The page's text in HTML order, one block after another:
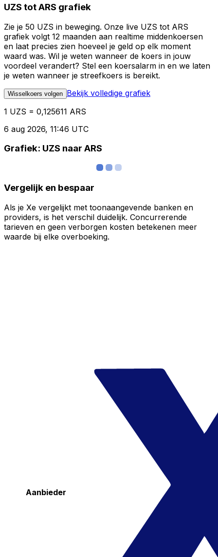
UZS tot ARS grafiek
Zie je 50 UZS in beweging. Onze live UZS tot ARS
grafiek volgt 12 maanden aan realtime middenkoersen
en laat precies zien hoeveel je geld op elk moment
waard was. Wil je weten wanneer de koers in jouw
voordeel verandert? Stel een koersalarm in en we laten
je weten wanneer je streefkoers is bereikt.
Wisselkoers volgen Bekijk volledige grafiek
1 UZS = 0,125611 ARS
6 aug 2026, 11:46 UTC
Grafiek: UZS naar ARS
Vergelijk en bespaar
Als je Xe vergelijkt met toonaangevende banken en
providers, is het verschil duidelijk. Concurrerende
tarieven en geen verborgen kosten betekenen meer
waarde bij elke overboeking.
Aanbieder